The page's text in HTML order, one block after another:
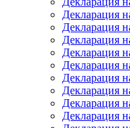
Декларация
Декларация
Декларация
Декларация
Декларация
Декларация
Декларация
Декларация
Декларация